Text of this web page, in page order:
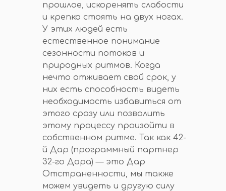
прошлое, искоренять слабости
и крепко стоять на двух ногах.
У этих людей есть
естественное понимание
сезонности потоков и
природных ритмов. Когда
нечто отживает свой срок, у
них есть способность видеть
необходимость избавиться от
этого сразу или позволить
этому процессу произойти в
собственном ритме. Так как 42-
й Дар (программный партнер
32-го Дара) — это Дар
Отстраненности, мы также
можем увидеть и другую силу